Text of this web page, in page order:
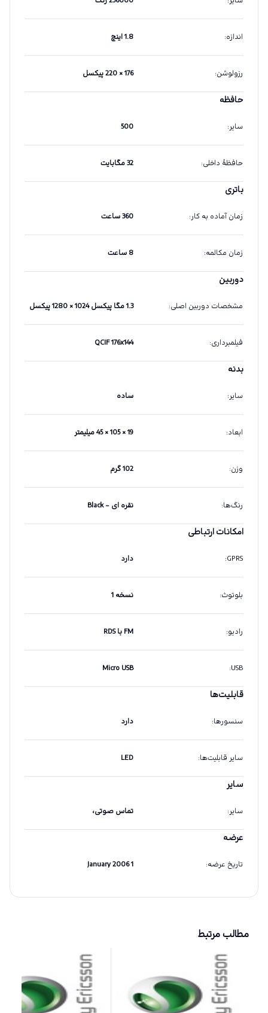
اندازه: 1.8 اینچ
رزولوشن: 176 × 220 پیکسل
حافظه
سایر:
500
حافظهٔ داخلی: 32 مگابایت
باتری
زمان آماده به کار: 360 ساعت
زمان مکالمه: 8 ساعت
دوربین
مشخصات دوربین اصلی: 1.3 مگا پیکسل 1024 × 1280 پیکسل
فیلمبرداری:
QCIF 176x144
بدنه
سایر: ساده
ابعاد: 19 × 105 × 45 میلیمتر
وزن: 102 گرم
رنگ‌ها: نقره ای – Black
امکانات ارتباطی
GPRS
: دارد
بلوتوث: نسخه 1
رادیو: FM با RDS
USB
:
Micro USB
قابلیت‌ها
سنسورها: دارد
سایر قابلیت‌ها:
LED
سایر
سایر: تماس صوتی،
عرضه
تاریخ عرضه:
1 January 2006
مطالب مرتبط